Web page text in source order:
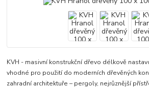
KVH - masivní konstrukční dřevo délkově
vhodné pro použití do moderních dřevěných
zahradní architektuře – pergoly, nejrůznější